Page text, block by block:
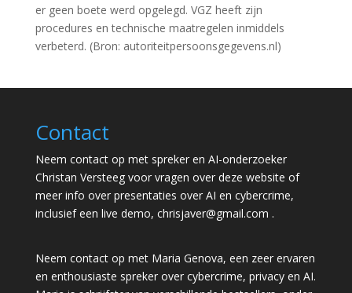
er geen boete werd opgelegd. VGZ heeft zijn
procedures en technische maatregelen inmiddels
verbeterd. (Bron: autoriteitpersoonsgegevens.nl)
Contact
Neem contact op met spreker en AI-onderzoeker
Christan Versteeg voor vragen over deze website of
meer info over presentaties over AI en cybercrime,
inclusief een live demo, chrisjaver@gmail.com .
Neem contact op met Maria Genova, een zeer ervaren
en enthousiaste spreker over cybercrime, privacy en AI.